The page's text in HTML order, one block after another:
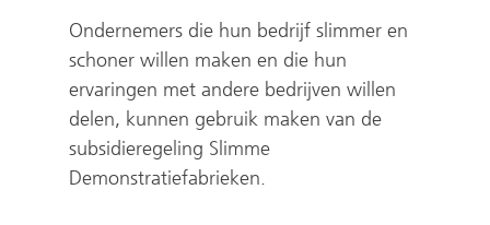
Ondernemers die hun bedrijf slimmer en
schoner willen maken en die hun
ervaringen met andere bedrijven willen
delen, kunnen gebruik maken van de
subsidieregeling Slimme
Demonstratiefabrieken.